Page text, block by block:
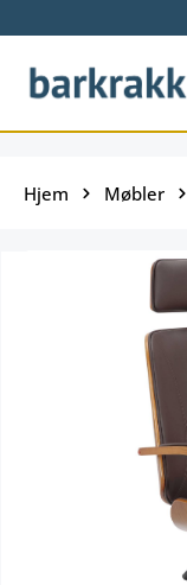
Hjem Møbler